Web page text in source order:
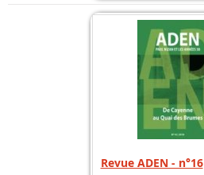
Revue ADEN - n°16